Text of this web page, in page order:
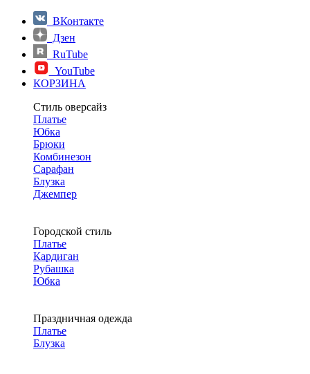
ВКонтакте
Дзен
RuTube
YouTube
КОРЗИНА
Стиль оверсайз
Платье
Юбка
Брюки
Комбинезон
Сарафан
Блузка
Джемпер
Городской стиль
Платье
Кардиган
Рубашка
Юбка
Праздничная одежда
Платье
Блузка